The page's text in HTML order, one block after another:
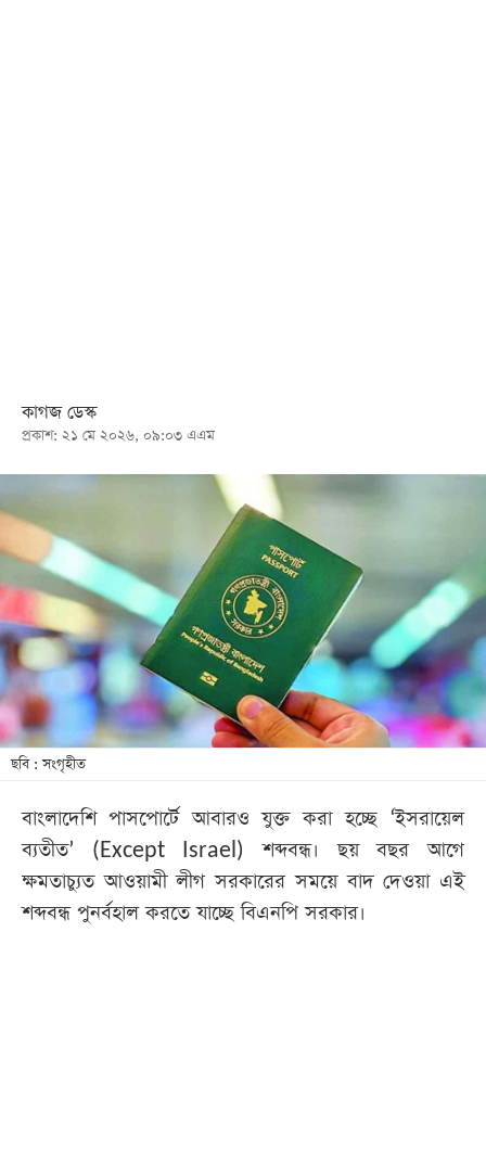
ভিডিও
আর্কাইভ
আজকের
পত্রিকা
ই-
পেপার
কাগজ ডেস্ক
প্রকাশ: ২১ মে ২০২৬, ০৯:০৩ এএম
ছবি : সংগৃহীত
বাংলাদেশি পাসপোর্টে আবারও যুক্ত করা হচ্ছে ‘ইসরায়েল
ব্যতীত’ (Except Israel) শব্দবন্ধ। ছয় বছর আগে
ক্ষমতাচ্যুত আওয়ামী লীগ সরকারের সময়ে বাদ দেওয়া এই
শব্দবন্ধ পুনর্বহাল করতে যাচ্ছে বিএনপি সরকার।